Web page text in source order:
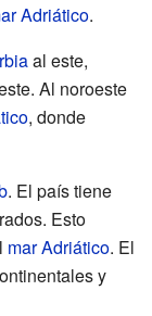
Adriático.
al este,
Al noroeste
, donde
. El país tiene
Esto
mar Adriático. El
y